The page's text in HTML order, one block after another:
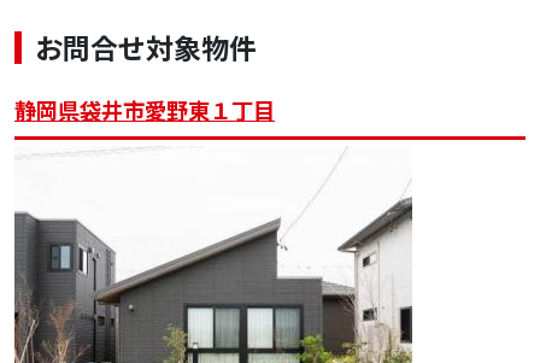
お問合せ対象物件
静岡県袋井市愛野東１丁目